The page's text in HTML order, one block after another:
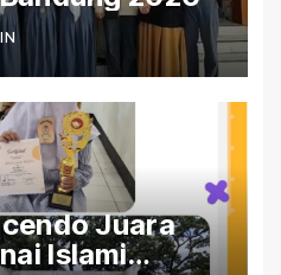
Juara
Islami